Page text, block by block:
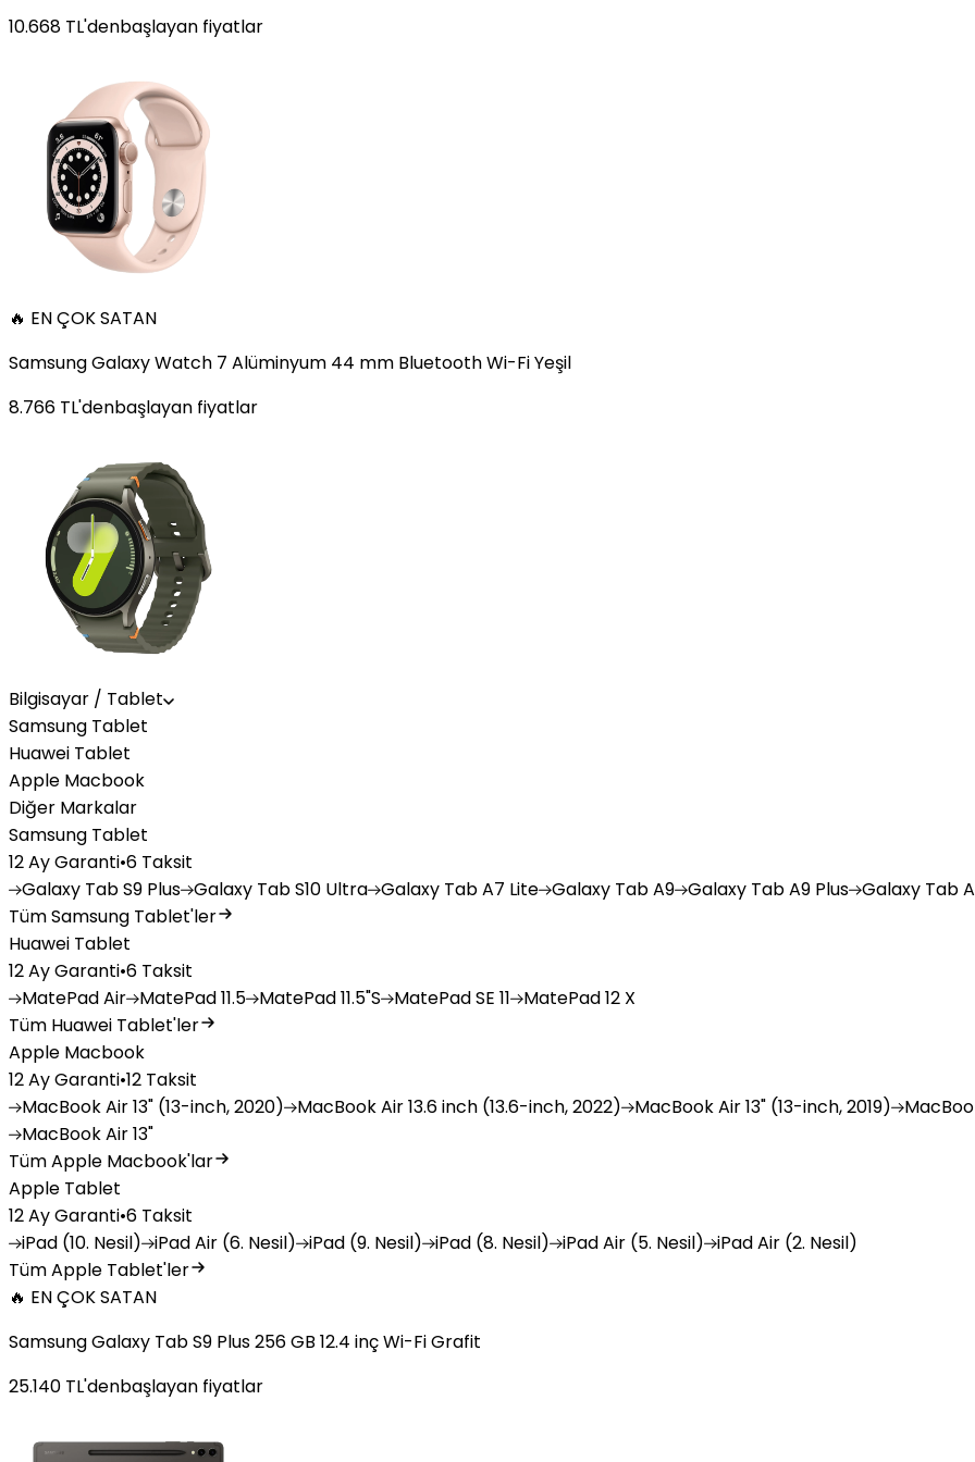
10.668 TL'denbaşlayan fiyatlar
🔥 EN ÇOK SATAN
Samsung Galaxy Watch 7 Alüminyum 44 mm Bluetooth Wi-Fi Yeşil
8.766 TL'denbaşlayan fiyatlar
Bilgisayar / Tablet
Samsung Tablet
Huawei Tablet
Apple Macbook
Diğer Markalar
Samsung Tablet
12 Ay Garanti•6 Taksit
Galaxy Tab S9 Plus Galaxy Tab S10 Ultra Galaxy Tab A7 Lite Galaxy Tab A9 Galaxy Tab A9 Plus Galaxy Tab
Tüm Samsung Tablet'ler
Huawei Tablet
12 Ay Garanti•6 Taksit
MatePadAir MatePad11.5 MatePad11.5"S MatePadSE 11 MatePad12 X
Tüm Huawei Tablet'ler
Apple Macbook
12 Ay Garanti•12 Taksit
MacBookAir 13" (13-inch, 2020) MacBookAir 13.6 inch (13.6-inch, 2022) MacBookAir 13" (13-inch, 2019)
MacBookAir 13"
Tüm Apple Macbook'lar
Apple Tablet
12 Ay Garanti•6 Taksit
iPad (10. Nesil) iPadAir (6. Nesil) iPad (9. Nesil) iPad (8. Nesil) iPadAir (5. Nesil) iPadAir (2. Nesil)
Tüm Apple Tablet'ler
🔥 EN ÇOK SATAN
Samsung Galaxy Tab S9 Plus 256 GB 12.4 inç Wi-Fi Grafit
25.140 TL'denbaşlayan fiyatlar